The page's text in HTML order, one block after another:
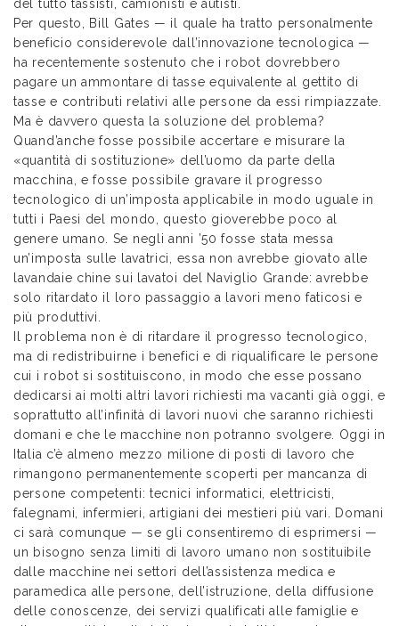
del tutto tassisti, camionisti e autisti.
Per questo, Bill Gates — il quale ha tratto personalmente
beneficio considerevole dall’innovazione tecnologica —
ha recentemente sostenuto che i robot dovrebbero
pagare un ammontare di tasse equivalente al gettito di
tasse e contributi relativi alle persone da essi rimpiazzate.
Ma è davvero questa la soluzione del problema?
Quand’anche fosse possibile accertare e misurare la
«quantità di sostituzione» dell’uomo da parte della
macchina, e fosse possibile gravare il progresso
tecnologico di un’imposta applicabile in modo uguale in
tutti i Paesi del mondo, questo gioverebbe poco al
genere umano. Se negli anni ’50 fosse stata messa
un’imposta sulle lavatrici, essa non avrebbe giovato alle
lavandaie chine sui lavatoi del Naviglio Grande: avrebbe
solo ritardato il loro passaggio a lavori meno faticosi e
più produttivi.
Il problema non è di ritardare il progresso tecnologico,
ma di redistribuirne i benefici e di riqualificare le persone
cui i robot si sostituiscono, in modo che esse possano
dedicarsi ai molti altri lavori richiesti ma vacanti già oggi, e
soprattutto all’infinità di lavori nuovi che saranno richiesti
domani e che le macchine non potranno svolgere. Oggi in
Italia c’è almeno mezzo milione di posti di lavoro che
rimangono permanentemente scoperti per mancanza di
persone competenti: tecnici informatici, elettricisti,
falegnami, infermieri, artigiani dei mestieri più vari. Domani
ci sarà comunque — se gli consentiremo di esprimersi —
un bisogno senza limiti di lavoro umano non sostituibile
dalle macchine nei settori dell’assistenza medica e
paramedica alle persone, dell’istruzione, della diffusione
delle conoscenze, dei servizi qualificati alle famiglie e